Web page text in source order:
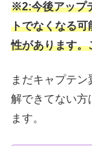
※2:今後アップ
トでなくなる可
性があります。
まだキャプテ
解できてない方
ます。